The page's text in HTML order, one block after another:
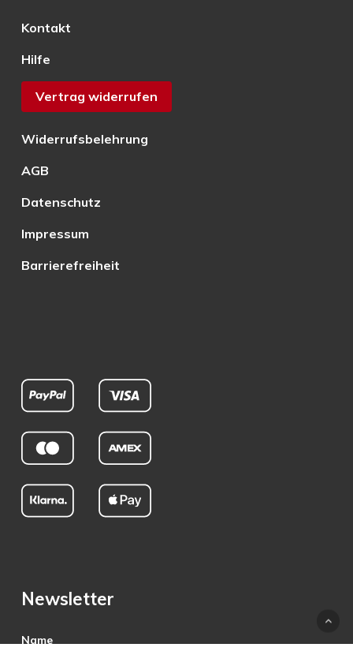
Kontakt
Hilfe
Vertrag widerrufen
Widerrufsbelehrung
AGB
Datenschutz
Impressum
Barrierefreiheit
Newsletter
Name